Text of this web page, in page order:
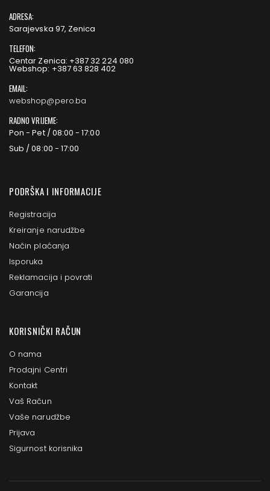
ADRESA:
Sarajevska 97, Zenica
TELEFON:
Centar Zenica: +387 32 224 080
Webshop: +387 63 828 402
EMAIL:
webshop@pero.ba
RADNO VRIJEME:
Pon - Pet / 08:00 - 17:00
Sub / 08:00 - 17:00
PODRŠKA I INFORMACIJE
Registracija
Kreiranje narudžbe
Način plaćanja
Isporuka
Reklamacija i povrati
Garancija
KORISNIČKI RAČUN
O nama
Prodajni Centri
Kontakt
Vaš Račun
Vaše narudžbe
Prijava
Sigurnost korisnika